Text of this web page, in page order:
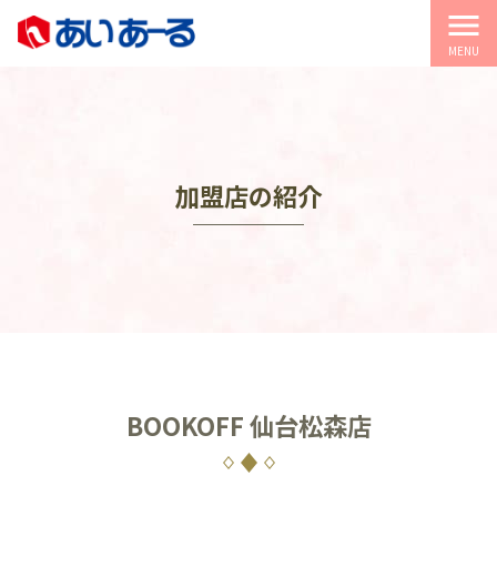
menu
MENU
加盟店の紹介
BOOKOFF 仙台松森店